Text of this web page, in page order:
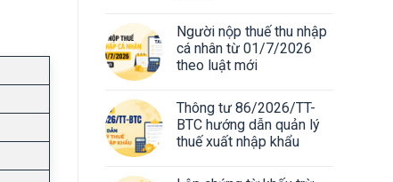
Người nộp thuế thu nhập
cá nhân từ 01/7/2026
theo luật mới
Thông tư 86/2026/TT-
BTC hướng dẫn quản lý
thuế xuất nhập khẩu